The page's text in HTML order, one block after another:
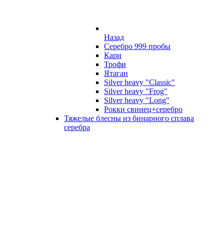
Назад
Серебро 999 пробы
Кари
Трофи
Ятаган
Silver heavy "Classic"
Silver heavy "Frog"
Silver heavy "Long"
Рокки свинец+серебро
Тяжелые блесны из бинарного сплава
серебра